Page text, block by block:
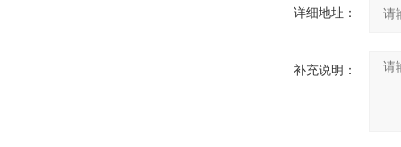
详细地址：
补充说明：